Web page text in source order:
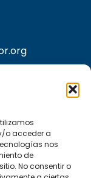
o acceder a
nos
de
No consentir o